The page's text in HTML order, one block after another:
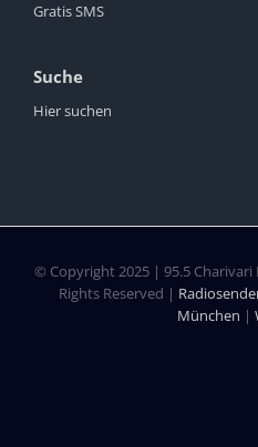
Gratis SMS
Suche
Hier suchen
© Copyright 2025 | 95.5
Rights Reserved |
München |